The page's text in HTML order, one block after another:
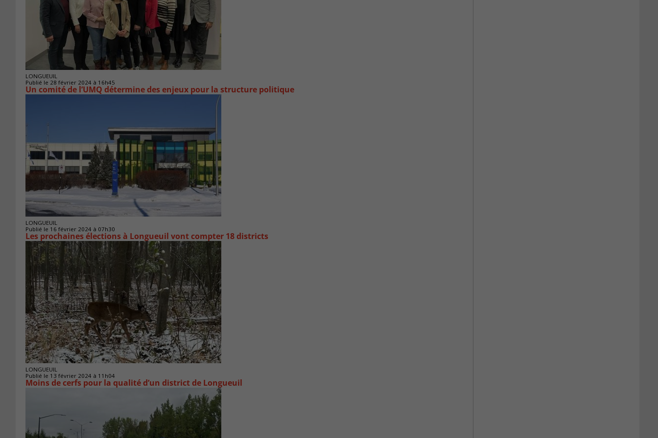
LONGUEUIL
Publié le 28 février 2024 à 16h45
Un comité de l’UMQ détermine des enjeux pour la structure politique
LONGUEUIL
Publié le 16 février 2024 à 07h30
Les prochaines élections à Longueuil vont compter 18 districts
LONGUEUIL
Publié le 13 février 2024 à 11h04
Moins de cerfs pour la qualité d’un district de Longueuil